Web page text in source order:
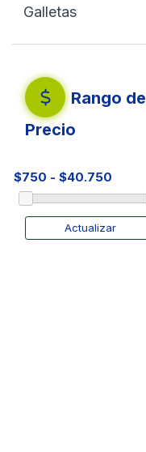
Galletas
Rango de
Precio
Actualizar